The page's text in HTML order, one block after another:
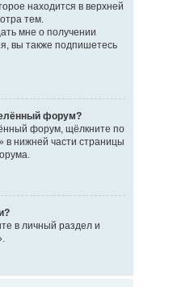
находится в верхней
тем.
мне о получении
вы также подпишетесь
форум?
форум, щёлкните по
в нижней части страницы
в личный раздел и